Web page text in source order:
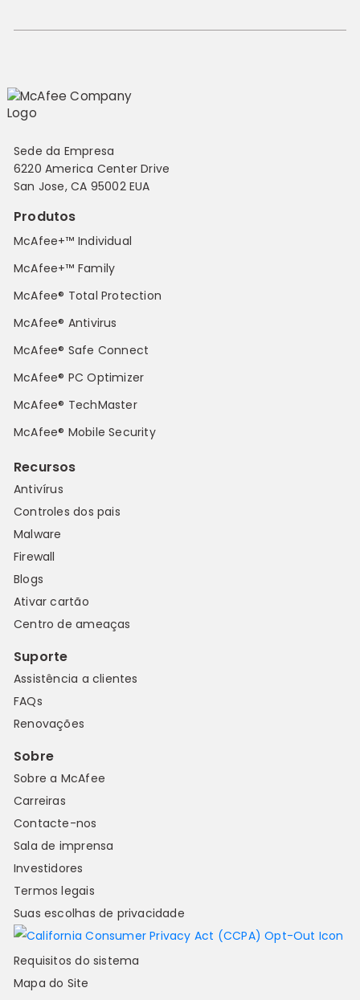
Sede da Empresa
6220 America Center Drive
San Jose, CA 95002 EUA
Produtos
McAfee+™ Individual
McAfee+™ Family
McAfee® Total Protection
McAfee® Antivirus
McAfee® Safe Connect
McAfee® PC Optimizer
McAfee® TechMaster
McAfee® Mobile Security
Recursos
Antivírus
Controles dos pais
Malware
Firewall
Blogs
Ativar cartão
Centro de ameaças
Suporte
Assistência a clientes
FAQs
Renovações
Sobre
Sobre a McAfee
Carreiras
Contacte-nos
Sala de imprensa
Investidores
Termos legais
Suas escolhas de privacidade
Requisitos do sistema
Mapa do Site